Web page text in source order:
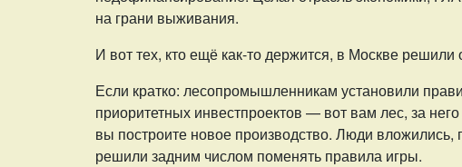
на грани выживания.
И вот тех, кто ещё как-то держится, в Москве решили
Если кратко: лесопромышленникам установили
приоритетных инвестпроектов — вот вам лес, за
вы построите новое производство. Люди вложились,
решили задним числом поменять правила игры.